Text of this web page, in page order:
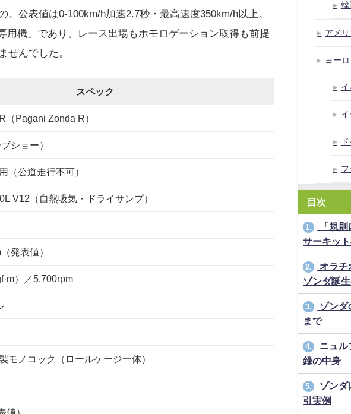
公表値は0-100km/h加速2.7秒・最高速度350km/h以上。
機」であり、レース出場もホモロゲーション取得も前提
せんでした。
スペック
（Pagani Zonda R）
ショー）
（公道走行不可）
V12（自然吸気・ドライサンプ）
発表値）
）／5,700rpm
モノコック（ロールケージ一体）
値）
韓
アメ
ヨー
イ
イ
フ
目次
1.
「規
サーキッ
2.
オラチ
ゾンダ誕
3.
ゾン
まで
4.
ニュル
録の中身
5.
ゾンダ
引実例